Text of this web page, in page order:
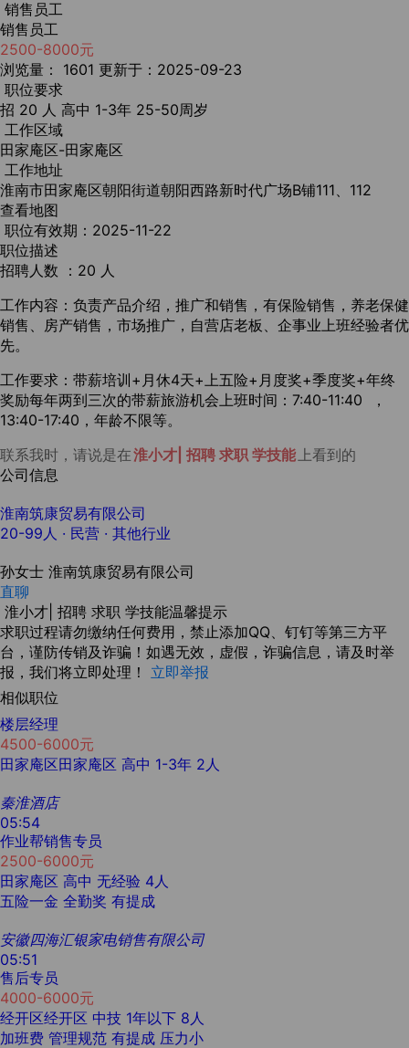
销售员工
销售员工
2500-8000元
浏览量： 1601 更新于：2025-09-23
职位要求
招 20 人 高中 1-3年 25-50周岁
工作区域
田家庵区-田家庵区
工作地址
淮南市田家庵区朝阳街道朝阳西路新时代广场B铺111、112
查看地图
职位有效期：2025-11-22
职位描述
招聘人数 ：20 人
工作内容：负责产品介绍，推广和销售，有保险销售，养老保健
销售、房产销售，市场推广，自营店老板、企事业上班经验者优
先。
工作要求：带薪培训+月休4天+上五险+月度奖+季度奖+年终
奖励每年两到三次的带薪旅游机会上班时间：7:40-11:40 ，
13:40-17:40，年龄不限等。
联系我时，请说是在淮小才| 招聘 求职 学技能上看到的
公司信息
淮南筑康贸易有限公司
20-99人 · 民营 · 其他行业
孙女士 淮南筑康贸易有限公司
直聊
淮小才| 招聘 求职 学技能温馨提示
求职过程请勿缴纳任何费用，禁止添加QQ、钉钉等第三方平
台，谨防传销及诈骗！如遇无效，虚假，诈骗信息，请及时举
报，我们将立即处理！ 立即举报
相似职位
楼层经理
4500-6000元
田家庵区田家庵区 高中 1-3年 2人
秦淮酒店
05:54
作业帮销售专员
2500-6000元
田家庵区 高中 无经验 4人
五险一金 全勤奖 有提成
安徽四海汇银家电销售有限公司
05:51
售后专员
4000-6000元
经开区经开区 中技 1年以下 8人
加班费 管理规范 有提成 压力小